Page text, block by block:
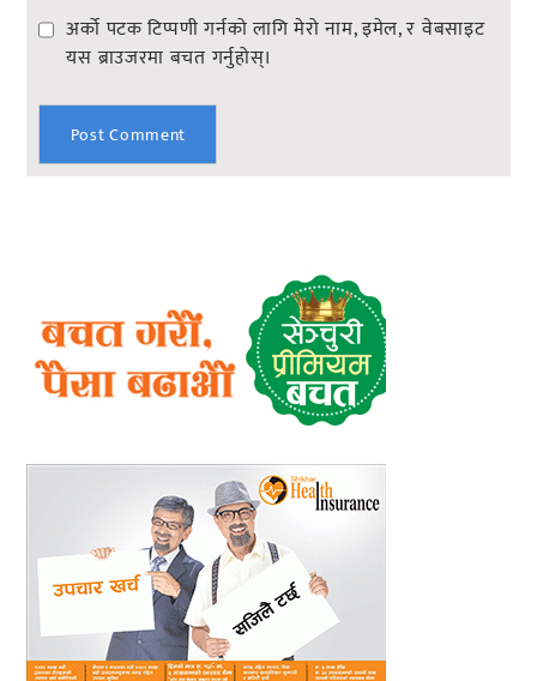
अर्को पटक टिप्पणी गर्नको लागि मेरो नाम, इमेल, र वेबसाइट
यस ब्राउजरमा बचत गर्नुहोस्।